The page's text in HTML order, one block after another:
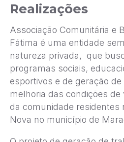
Realizações
Associação Comunitária e
Fátima é uma entidade
natureza privada, que
programas sociais,
esportivos e de geração
melhoria das condições
da comunidade residentes
Nova no município de